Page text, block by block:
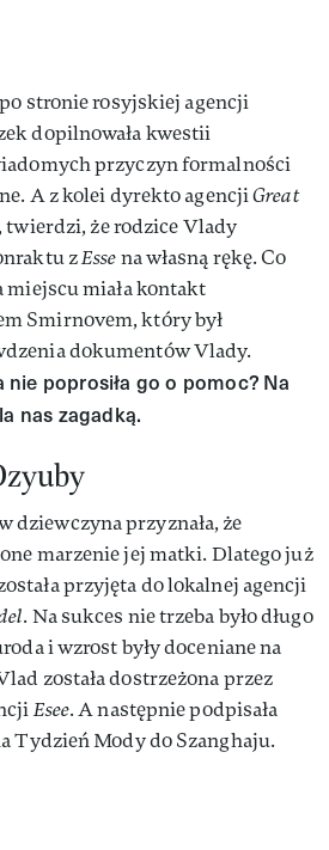
stronie rosyjskiej agencji
dopilnowała kwestii
przyczyn formalności
A z kolei dyrekto agencjiGreat
twierdzi, że rodzice Vlady
zEssena własną rękę. Co
miejscu miała kontakt
Smirnovem, który był
dokumentów Vlady.
poprosiła go o pomoc? Na
nas zagadką.
dziewczyna przyznała, że
marzenie jej matki. Dlatego już
przyjęta do lokalnej agencji
. Na sukces nie trzeba było długo
i wzrost były doceniane na
została dostrzeżona przez
Esee. A następnie podpisała
Tydzień Mody do Szanghaju.